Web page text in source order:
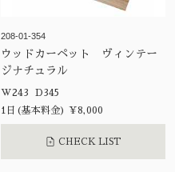
208-01-354
ウッドカーペット ヴィンテー
ジナチュラル
W243 D345
1日(基本料金) ¥8,000
CHECK LIST